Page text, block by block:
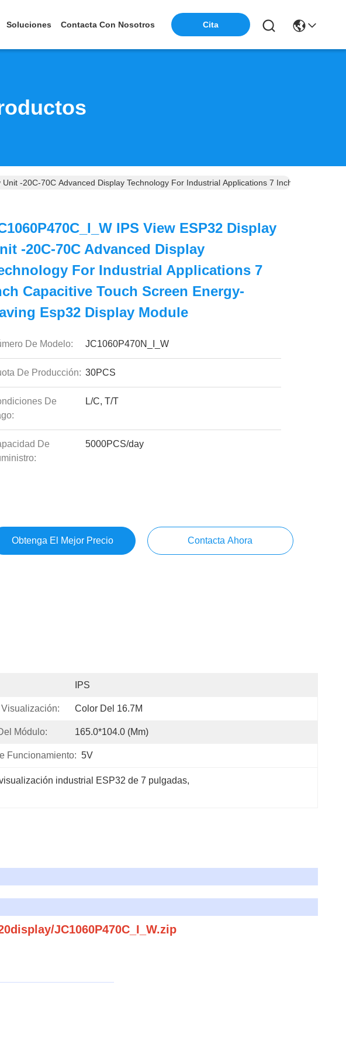
Soluciones Contacta Con Nosotros Cita
-20C-70C Advanced Display Technology For Industrial Applications 7 Inch Capacitive
IPS View ESP32 Display
-20C-70C Advanced Display
For Industrial Applications 7
Capacitive Touch Screen Energy-
Esp32 Display Module
De Modelo: JC1060P470N_I_W
De Producción: 30PCS
De
L/C, T/T
De
5000PCS/day
Obtenga El Mejor Precio Contacta Ahora
IPS
Color Del 16.7M
Módulo: 165.0*104.0 (mm)
Funcionamiento: 5V
industrial ESP32 de 7 pulgadas,
JC1060P470C_I_W.zip